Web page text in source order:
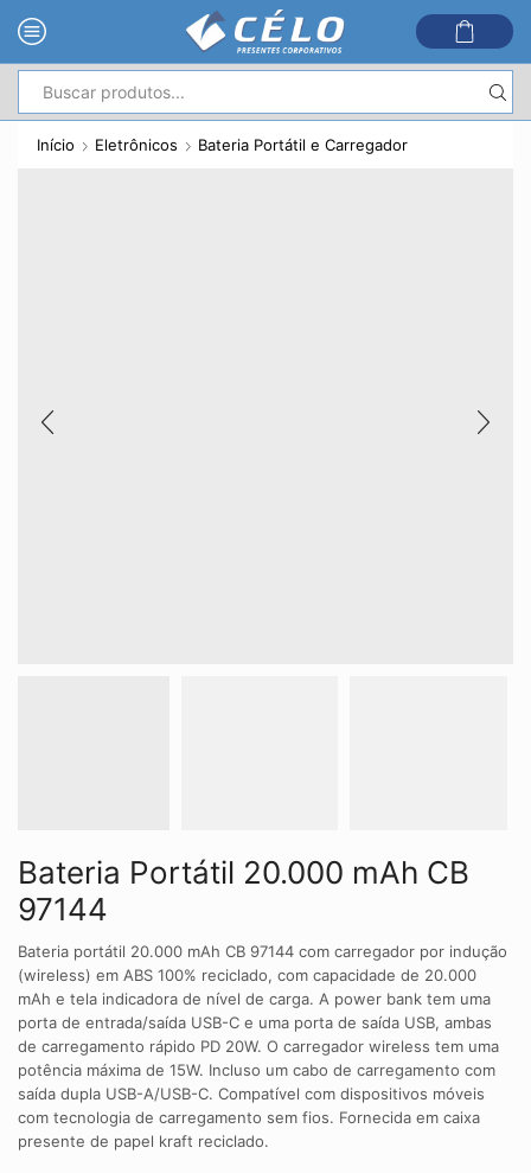
de
pesquisa
Início Eletrônicos Bateria Portátil e Carregador
Bateria Portátil 20.000 mAh CB
97144
Bateria portátil 20.000 mAh CB 97144 com carregador por indução
(wireless) em ABS 100% reciclado, com capacidade de 20.000
mAh e tela indicadora de nível de carga. A power bank tem uma
porta de entrada/saída USB-C e uma porta de saída USB, ambas
de carregamento rápido PD 20W. O carregador wireless tem uma
potência máxima de 15W. Incluso um cabo de carregamento com
saída dupla USB-A/USB-C. Compatível com dispositivos móveis
com tecnologia de carregamento sem fios. Fornecida em caixa
presente de papel kraft reciclado.